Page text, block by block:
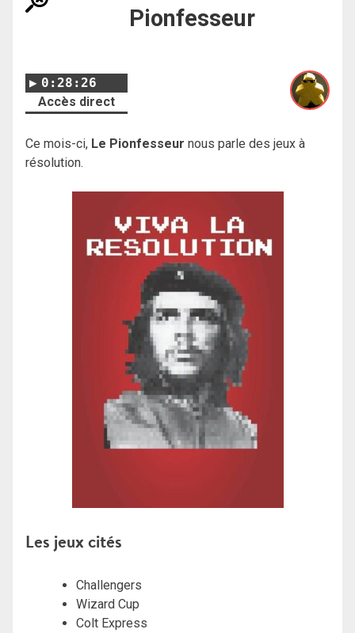
Pionfesseur
0:28:26
Accès direct
Ce mois-ci, Le Pionfesseur nous parle des jeux à
résolution.
Les jeux cités
Challengers
Wizard Cup
Colt Express